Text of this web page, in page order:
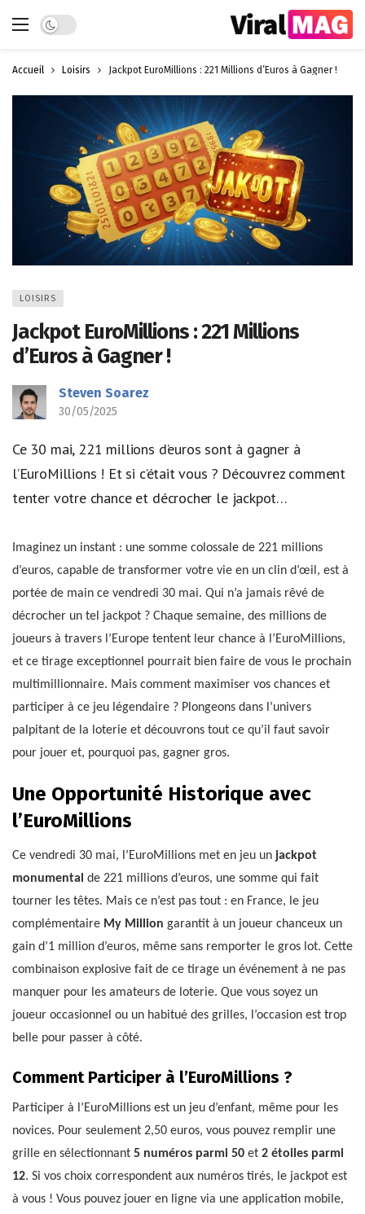
Dark mode
Accueil Loisirs Jackpot EuroMillions : 221 Millions d’Euros à Gagner !
LOISIRS
Jackpot EuroMillions : 221 Millions
d’Euros à Gagner !
Steven Soarez
30/05/2025
Ce 30 mai, 221 millions d’euros sont à gagner à
l’EuroMillions ! Et si c’était vous ? Découvrez comment
tenter votre chance et décrocher le jackpot…
Imaginez un instant : une somme colossale de 221 millions
d’euros, capable de transformer votre vie en un clin d’œil, est à
portée de main ce vendredi 30 mai. Qui n’a jamais rêvé de
décrocher un tel jackpot ? Chaque semaine, des millions de
joueurs à travers l’Europe tentent leur chance à l’EuroMillions,
et ce tirage exceptionnel pourrait bien faire de vous le prochain
multimillionnaire. Mais comment maximiser vos chances et
participer à ce jeu légendaire ? Plongeons dans l’univers
palpitant de la loterie et découvrons tout ce qu’il faut savoir
pour jouer et, pourquoi pas, gagner gros.
Une Opportunité Historique avec
l’EuroMillions
Ce vendredi 30 mai, l’EuroMillions met en jeu un jackpot
monumental de 221 millions d’euros, une somme qui fait
tourner les têtes. Mais ce n’est pas tout : en France, le jeu
complémentaire My Million garantit à un joueur chanceux un
gain d’1 million d’euros, même sans remporter le gros lot. Cette
combinaison explosive fait de ce tirage un événement à ne pas
manquer pour les amateurs de loterie. Que vous soyez un
joueur occasionnel ou un habitué des grilles, l’occasion est trop
belle pour passer à côté.
Comment Participer à l’EuroMillions ?
Participer à l’EuroMillions est un jeu d’enfant, même pour les
novices. Pour seulement 2,50 euros, vous pouvez remplir une
grille en sélectionnant 5 numéros parmi 50 et 2 étoiles parmi
12. Si vos choix correspondent aux numéros tirés, le jackpot est
à vous ! Vous pouvez jouer en ligne via une application mobile,